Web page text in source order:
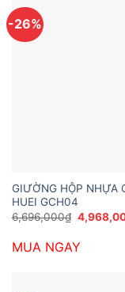
-26%
GIƯỜNG HỘP NHỰA
HUEI GCH04
6,696,000₫ Giá
gốc
MUA NGAY